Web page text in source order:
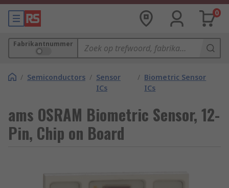
0
Fabrikantnummer
/ Semiconductors / Sensor
ICs
/ Biometric Sensor
ICs
ams OSRAM Biometric Sensor, 12-
Pin, Chip on Board